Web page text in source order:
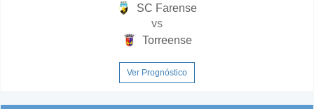
SC Farense
vs
Torreense
Ver Prognóstico